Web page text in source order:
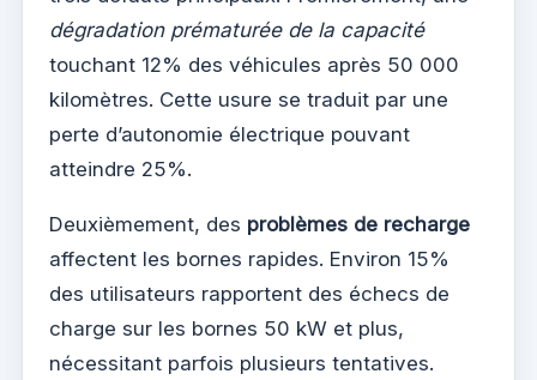
dégradation prématurée de la capacité
touchant 12% des véhicules après 50 000
kilomètres. Cette usure se traduit par une
perte d’autonomie électrique pouvant
atteindre 25%.
Deuxièmement, des problèmes de recharge
affectent les bornes rapides. Environ 15%
des utilisateurs rapportent des échecs de
charge sur les bornes 50 kW et plus,
nécessitant parfois plusieurs tentatives.